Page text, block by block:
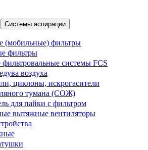
Системы аспирации
(мобильные) фильтры
фильтры
системы FCS
воздуха
циклоны, искрогасители
тумана (СОЖ)
для пайки с фильтром
вытяжные вентиляторы